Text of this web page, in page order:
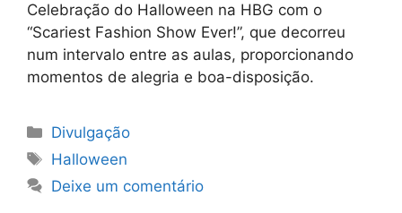
Celebração do Halloween na HBG com o
“Scariest Fashion Show Ever!”, que decorreu
num intervalo entre as aulas, proporcionando
momentos de alegria e boa-disposição.
Categorias
Divulgação
Etiquetas
Halloween
Deixe um comentário